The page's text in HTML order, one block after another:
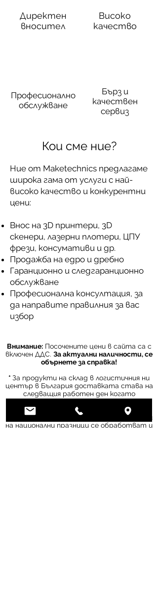
Директен
вносител
Професионално
обслужване
Високо
качество
Бърз и
качествен
сервиз
Кои сме ние?
Ние от Maketechnics предлагаме
широка гама от услуги с най-
високо качество и конкурентни
цени:
Внос на 3D принтери, 3D
скенери, лазерни плотери, ЦПУ
фрези, консумативи и др.
Продажба на едро и дребно
Гаранционно и следгаранционно
обслужване
Професионална консултация, за
да направите правилния за вас
избор
Внимание:Посочените цени в сайта са с
включен ДДС. За актуални наличности, се
обърнете за справка!
* За продукти на склад в логистичния ни
център в България доставката става на
следващия работен ден когато
изключая в неделя и националните
празници. Поръчки направени в неделя или
на национални празници се обработват и